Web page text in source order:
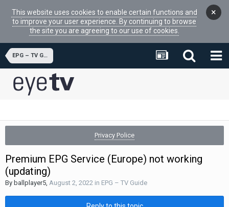
This website uses cookies to enable certain functions and
to improve your user experience. By continuing to browse
the site you are agreeing to our use of cookies.
×
EPG – TV Guide
Privacy Police
Premium EPG Service (Europe) not working
(updating)
By ballplayer5, August 2, 2022 in EPG – TV Guide